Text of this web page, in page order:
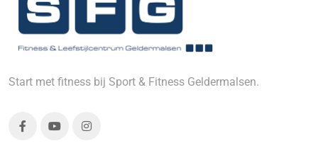
Start met fitness bij Sport & Fitness Geldermalsen.